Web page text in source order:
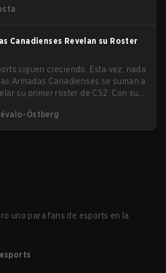
luchan por el trofeo, mientras que
Canadienses Revelan su Roster
siguen creciendo. Esta vez, nada
Armadas Canadienses se suman a
su primer roster de CS2. Con su
de CS para personal
el alcance de los esports.
Östberg
uno para fans de esports en la